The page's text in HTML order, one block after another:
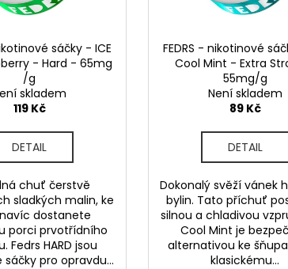
sáčky - ICE
- Hard - 65mg
/g
skladem
119 Kč
DETAIL
chuť čerstvě
sladkých malin, ke
dostanete
porci prvotřídního
Fedrs HARD jsou
pro opravdu...
FEDRS - nikotinové
Cool Mint - Extra
55mg/g
Není skladem
89 Kč
DETAIL
Dokonalý svěží vánek
bylin. Tato příchuť
silnou a chladivou
Cool Mint je
alternativou ke
klasickému...
CARTRIDGE -
189 Kč
Původně:225